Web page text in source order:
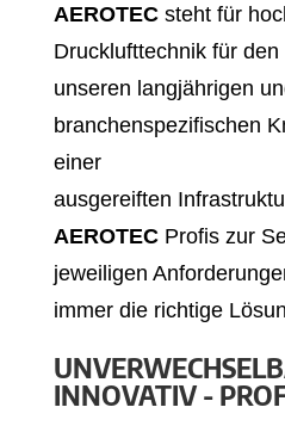
AEROTEC steht für
Drucklufttechnik für
unseren langjährigen
branchenspezifischen
einer
ausgereiften
AEROTEC Profis zur
jeweiligen
immer die richtige
INNOVATIV -